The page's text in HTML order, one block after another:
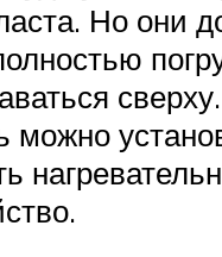
Но они
сверху.
можно